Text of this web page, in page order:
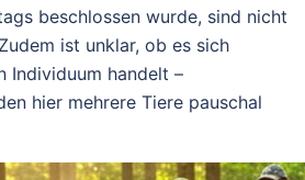
beschlossen wurde, sind nicht
ist unklar, ob es sich
Individuum handelt –
hier mehrere Tiere pauschal